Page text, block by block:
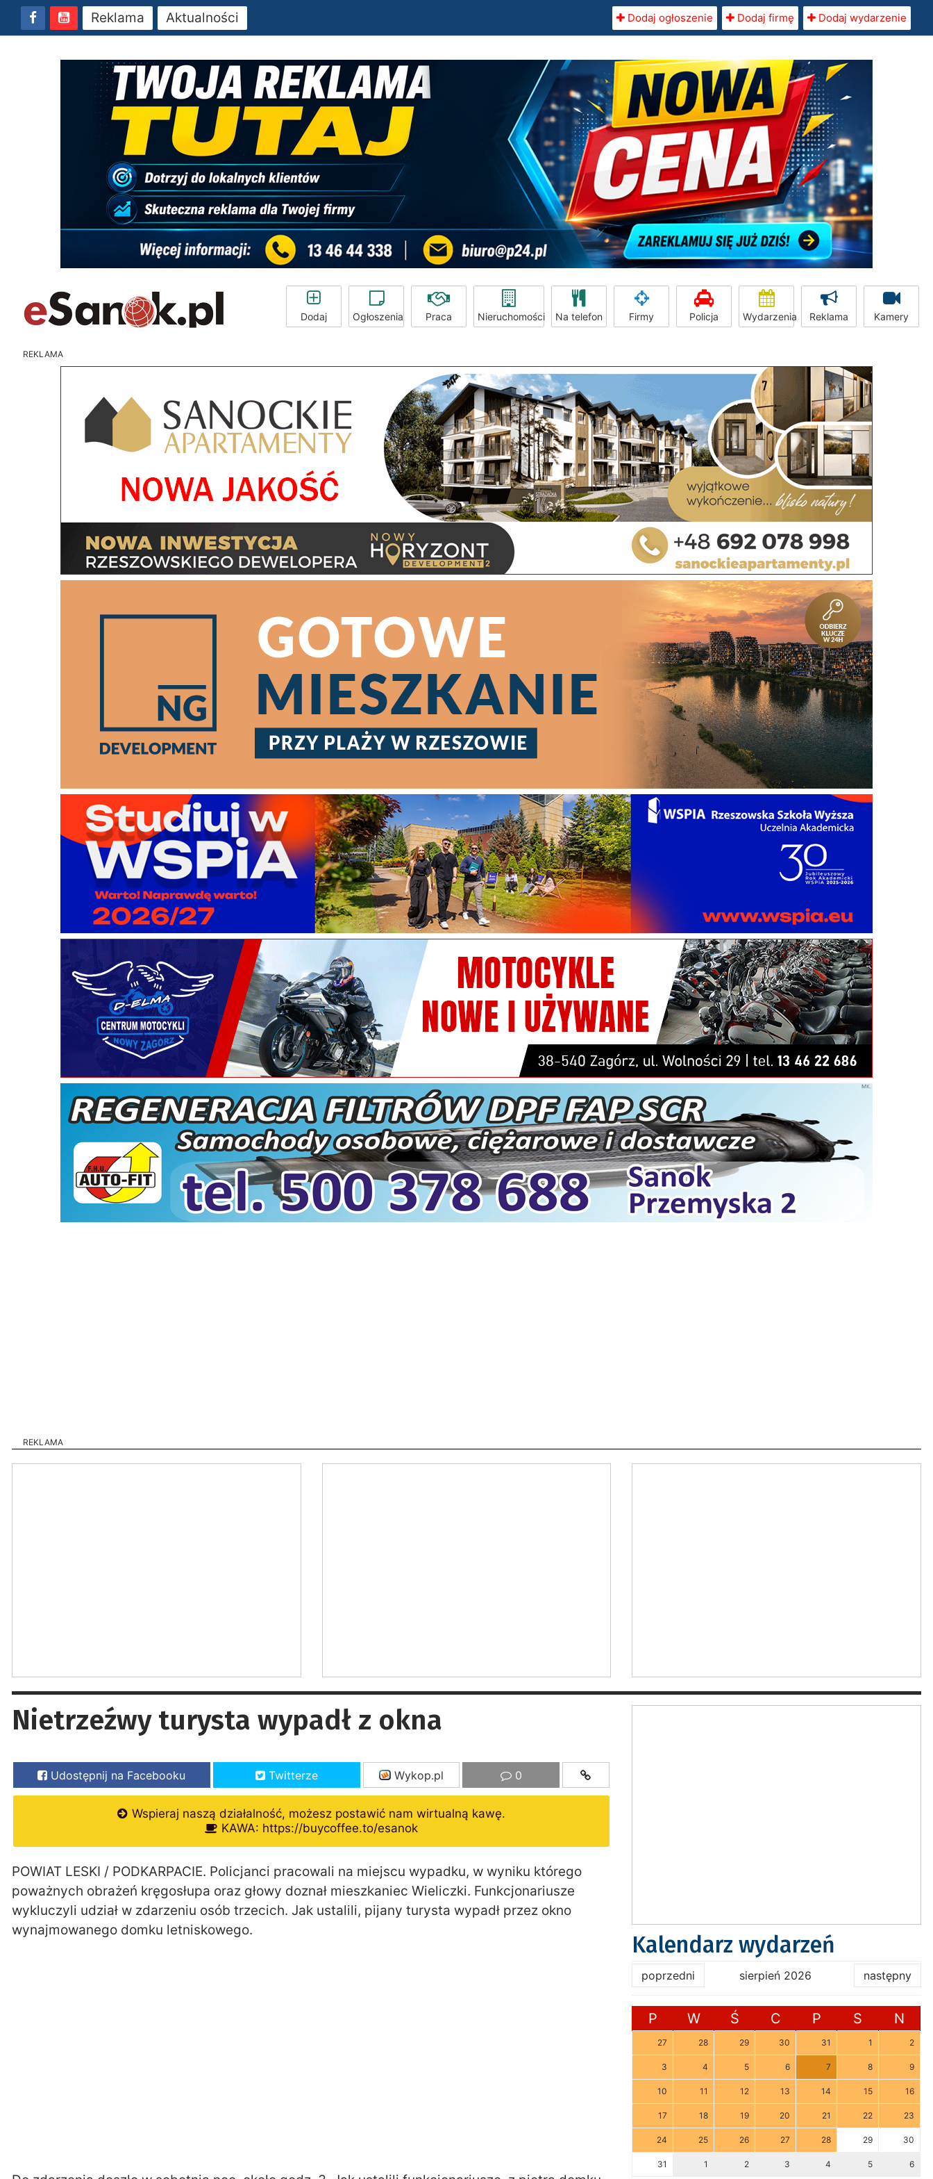
Reklama Aktualności Dodaj ogłoszenie Dodaj firmę Dodaj wydarzenie
Dodaj Ogłoszenia Praca Nieruchomości Na telefon Firmy Policja Wydarzenia Reklama Kamery
REKLAMA
REKLAMA
Nietrzeźwy turysta wypadł z okna
Udostępnij na Facebooku Twitterze Wykop.pl 0
Wspieraj naszą działalność, możesz postawić nam wirtualną kawę.
KAWA: https://buycoffee.to/esanok
POWIAT LESKI / PODKARPACIE. Policjanci pracowali na miejscu wypadku, w wyniku którego
poważnych obrażeń kręgosłupa oraz głowy doznał mieszkaniec Wieliczki. Funkcjonariusze
wykluczyli udział w zdarzeniu osób trzecich. Jak ustalili, pijany turysta wypadł przez okno
wynajmowanego domku letniskowego.
Kalendarz wydarzeń
poprzedni sierpień 2026 następny
P W Ś C P S N
27 28 29 30 31 1 2
3 4 5 6 7 8 9
10 11 12 13 14 15 16
17 18 19 20 21 22 23
24 25 26 27 28 29 30
31 1 2 3 4 5 6